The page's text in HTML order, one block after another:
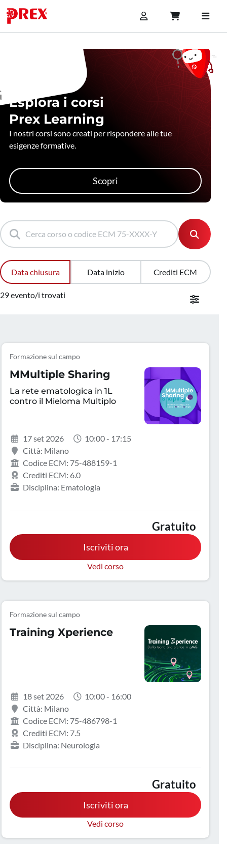
Esplora i corsi
Prex Learning
I nostri corsi sono creati per rispondere alle tue
esigenze formative.
Scopri
Data chiusura Data inizio Crediti ECM
29 evento/i trovati
Formazione sul campo
MMultiple Sharing
La rete ematologica in 1L
contro il Mieloma Multiplo
17 set 2026
10:00 - 17:15
Città: Milano
Codice ECM: 75-488159-1
Crediti ECM: 6.0
Disciplina: Ematologia
Gratuito
Iscriviti ora
Vedi corso
Formazione sul campo
Training Xperience
18 set 2026
10:00 - 16:00
Città: Milano
Codice ECM: 75-486798-1
Crediti ECM: 7.5
Disciplina: Neurologia
Gratuito
Iscriviti ora
Vedi corso